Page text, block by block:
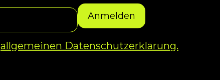
allgemeinen Datenschutzerklärung.